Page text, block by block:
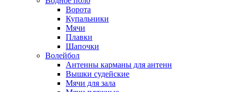
Ворота
Купальники
Мячи
Плавки
Шапочки
Волейбол
Антенны карманы для антенн
Вышки судейские
Мячи для зала